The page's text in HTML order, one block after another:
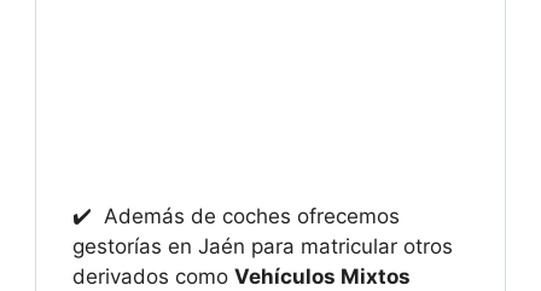
✔️ Además de coches ofrecemos
gestorías en Jaén para matricular otros
derivados como Vehículos Mixtos